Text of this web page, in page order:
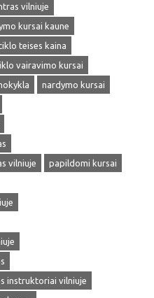
vilniuje
kursai kaune
teises kaina
vairavimo kursai
nardymo kursai
vilniuje
papildomi kursai
instruktoriai vilniuje